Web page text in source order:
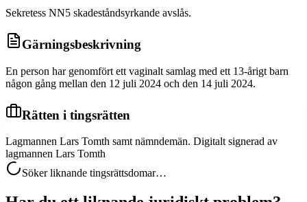
Sekretess NN5 skadeståndsyrkande avslås.
Gärningsbeskrivning
En person har genomfört ett vaginalt samlag med ett 13-årigt barn
någon gång mellan den 12 juli 2024 och den 14 juli 2024.
Rätten i tingsrätten
Lagmannen Lars Tomth samt nämndemän. Digitalt signerad av
lagmannen Lars Tomth
Söker liknande tingsrättsdomar…